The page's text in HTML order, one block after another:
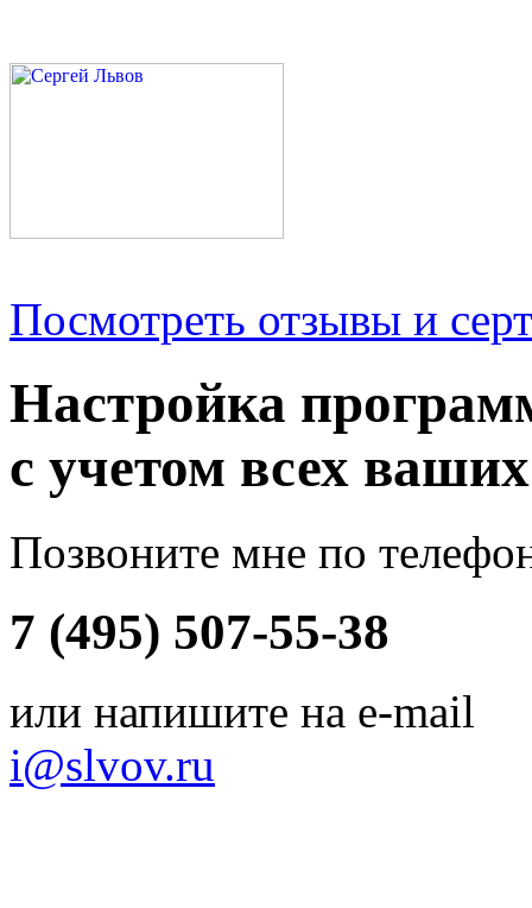
Посмотреть отзывы и
Настройка
с учетом всех
Позвоните мне по
7 (495) 507-55-38
или напишите на e-mail
i@slvov.ru